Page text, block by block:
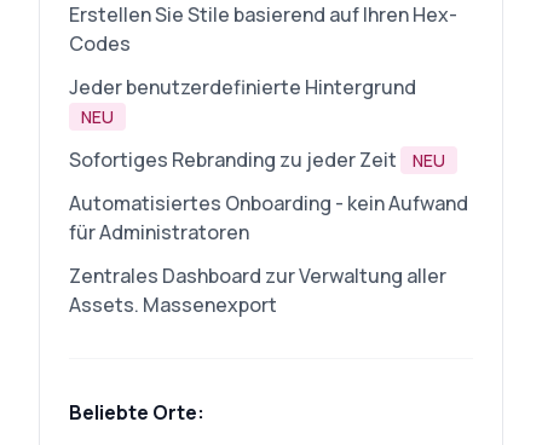
Erstellen Sie Stile basierend auf Ihren Hex-
Codes
Jeder benutzerdefinierte Hintergrund
NEU
Sofortiges Rebranding zu jeder Zeit NEU
Automatisiertes Onboarding - kein Aufwand
für Administratoren
Zentrales Dashboard zur Verwaltung aller
Assets. Massenexport
Beliebte Orte: